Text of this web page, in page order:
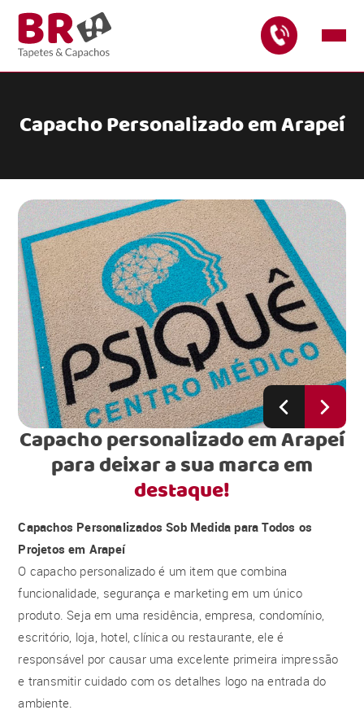
Capacho Personalizado em Arapeí
Capacho personalizado em Arapeí
para deixar a sua marca em
destaque!
Capachos Personalizados Sob Medida para Todos os
Projetos em Arapeí
O capacho personalizado é um item que combina
funcionalidade, segurança e marketing em um único
produto. Seja em uma residência, empresa, condomínio,
escritório, loja, hotel, clínica ou restaurante, ele é
responsável por causar uma excelente primeira impressão
e transmitir cuidado com os detalhes logo na entrada do
ambiente.